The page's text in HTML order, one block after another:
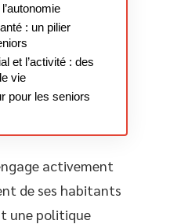
: un pilier
et l’activité : des
vie
pour les seniors
activement
de ses habitants
une politique